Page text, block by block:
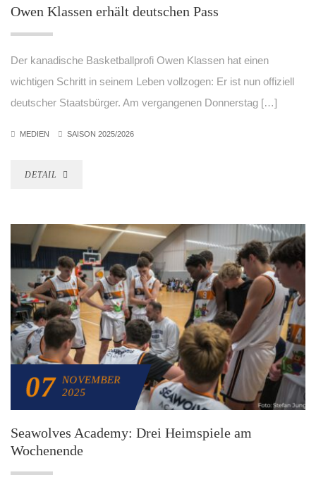
Owen Klassen erhält deutschen Pass
Der kanadische Basketballprofi Owen Klassen hat einen
wichtigen Schritt in seinem Leben vollzogen: Er ist nun offiziell
deutscher Staatsbürger. Am vergangenen Donnerstag […]
MEDIEN SAISON 2025/2026
DETAIL
07
NOVEMBER
2025
Seawolves Academy: Drei Heimspiele am
Wochenende